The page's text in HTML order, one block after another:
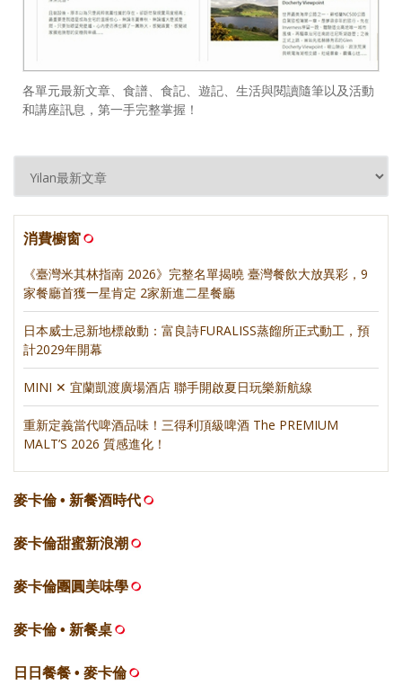
各單元最新文章、食譜、食記、遊記、生活與閱讀隨筆以及活動
和講座訊息，第一手完整掌握！
消費櫥窗
《臺灣米其林指南 2026》完整名單揭曉 臺灣餐飲大放異彩，9
家餐廳首獲一星肯定 2家新進二星餐廳
日本威士忌新地標啟動：富良詩FURALISS蒸餾所正式動工，預
計2029年開幕
MINI ✕ 宜蘭凱渡廣場酒店 聯手開啟夏日玩樂新航線
重新定義當代啤酒品味！三得利頂級啤酒 The PREMIUM
MALT’S 2026 質感進化！
麥卡倫 • 新餐酒時代
麥卡倫甜蜜新浪潮
麥卡倫團圓美味學
麥卡倫 • 新餐桌
日日餐餐 • 麥卡倫